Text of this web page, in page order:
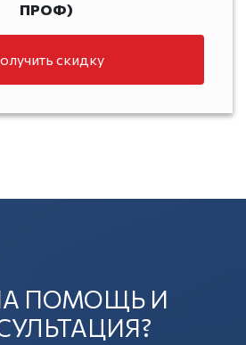
ПРОФ)
скидку
ПОМОЩЬ И